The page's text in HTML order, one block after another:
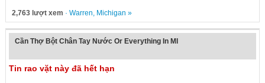
2,763 lượt xem · Warren, Michigan »
Cần Thợ Bột Chân Tay Nước Or Everything In MI
Tin rao vặt này đã hết hạn